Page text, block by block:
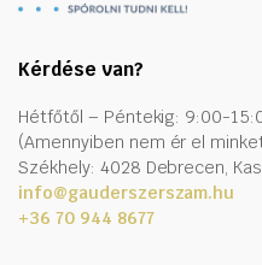
Kérdése van?
Hétfőtől – Péntekig: 9:00-
(Amennyiben nem ér el
Székhely: 4028 Debrecen,
info@gauderszerszam.hu
+36 70 944 8677